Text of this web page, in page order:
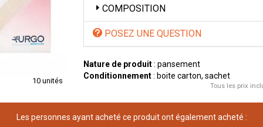
10 unités
COMPOSITION
POSEZ UNE QUESTION
Nature de produit: pansement
Conditionnement: boite carton, sachet
Tous les prix
Les personnes ayant acheté ce produit ont également acheté :